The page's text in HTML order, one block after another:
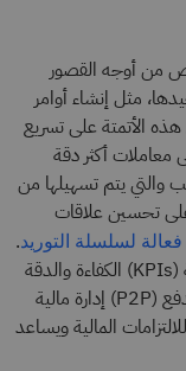
من أوجه القصور
مثل إنشاء أوامر
الأتمتة على تسريع
معاملات أكثر دقة
والتي يتم تسهيلها من
تحسين علاقات
فعالة لسلسلة التوريد.
خلال هذه العمليات، تقيس مؤشرات الأداء الرئيسية (KPIs) الكفاءة والدقة
والأداء. وبصفة عامة، تدعم عملية من الشراء إلى الدفع (P2P) إدارة مالية
المالية ويساعد